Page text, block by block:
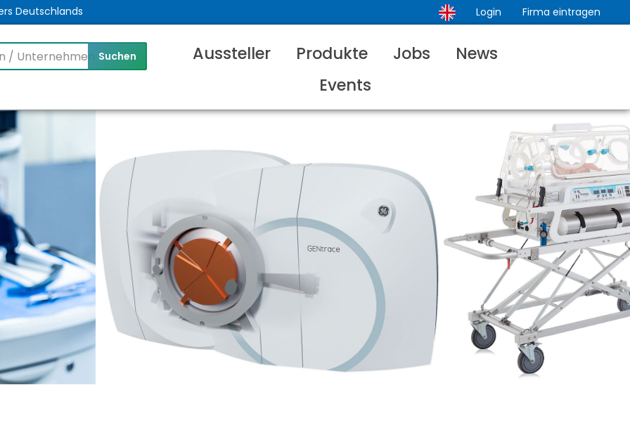
Deutschlands Login Firma eintragen
Aussteller Produkte Jobs
News
Events